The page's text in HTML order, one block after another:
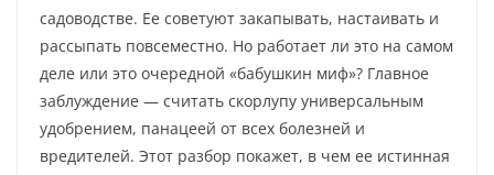
садоводстве. Ее советуют закапывать, настаивать и
рассыпать повсеместно. Но работает ли это на самом
деле или это очередной «бабушкин миф»? Главное
заблуждение — считать скорлупу универсальным
удобрением, панацеей от всех болезней и
вредителей. Этот разбор покажет, в чем ее истинная